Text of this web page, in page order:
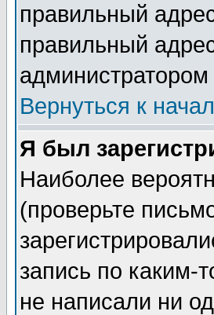
правильный
правильный
Вернуться к
Я был
Наиболее
(проверьте
запись по каким-
не написали ни